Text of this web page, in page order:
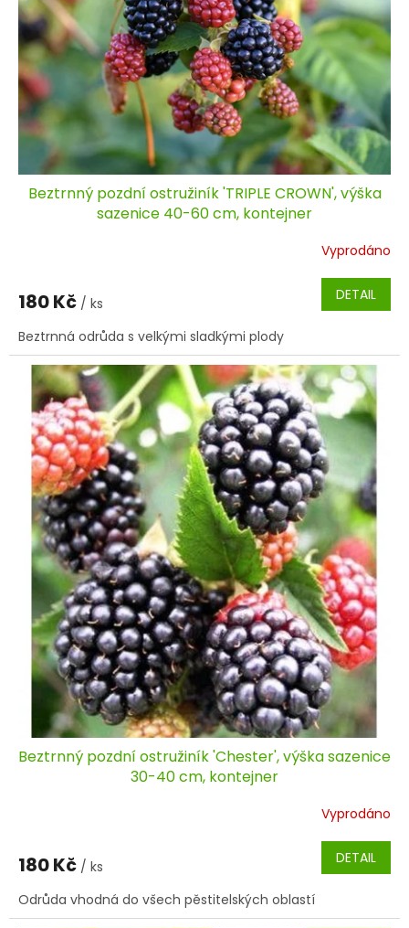
Beztrnný pozdní ostružiník 'TRIPLE CROWN', výška
sazenice 40-60 cm, kontejner
Vyprodáno
180 Kč / ks DETAIL
Beztrnná odrůda s velkými sladkými plody
Beztrnný pozdní ostružiník 'Chester', výška sazenice
30-40 cm, kontejner
Vyprodáno
180 Kč / ks DETAIL
Odrůda vhodná do všech pěstitelských oblastí